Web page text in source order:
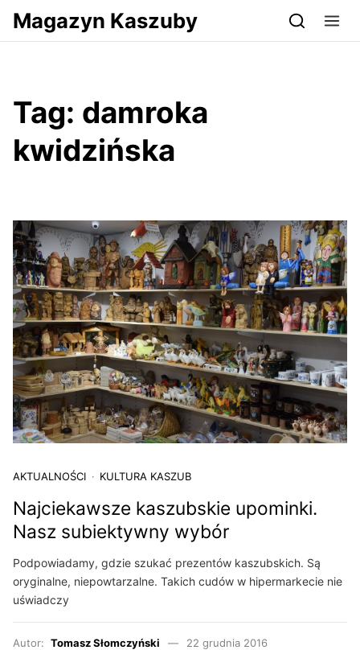
Przejdź do serwisu magazynkaszuby.pl
Magazyn Kaszuby
Tag: damroka
kwidzińska
AKTUALNOŚCI KULTURA KASZUB
Najciekawsze kaszubskie upominki.
Nasz subiektywny wybór
Podpowiadamy, gdzie szukać prezentów kaszubskich. Są
oryginalne, niepowtarzalne. Takich cudów w hipermarkecie nie
uświadczy
Autor: Tomasz Słomczyński
22 grudnia 2016